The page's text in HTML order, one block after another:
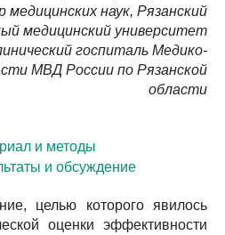
наук, Рязанский
медицинский университет
госпиталь Медико-
МВД России по Рязанской
области
и методы
и обсуждение
целью которого явилось
оценки эффективности